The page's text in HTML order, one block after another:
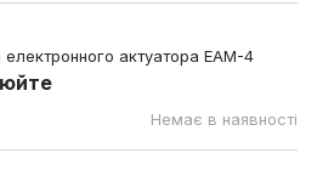
актуатора EAM-4
Немає в наявності